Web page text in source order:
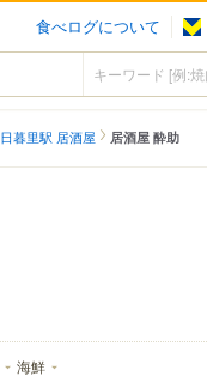
食べログについて
日暮里駅 居酒屋 居酒屋 酔助
海鮮